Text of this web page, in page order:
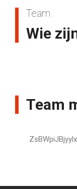
Team
Wie
Team